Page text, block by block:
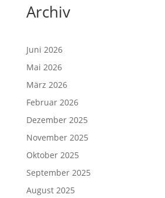
Archiv
Juni 2026
Mai 2026
März 2026
Februar 2026
Dezember 2025
November 2025
Oktober 2025
September 2025
August 2025